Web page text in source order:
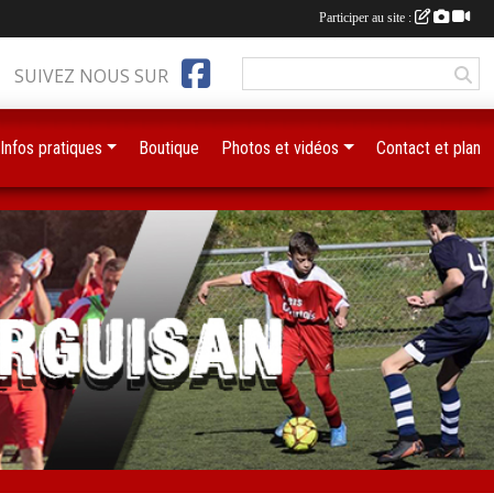
SUIVEZ NOUS SUR
Infos pratiques Boutique Photos et vidéos Contact et plan
Participer au site :